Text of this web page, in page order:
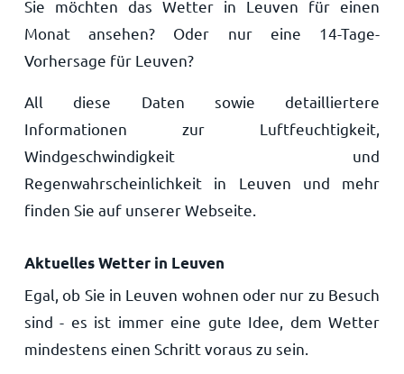
Sie möchten das Wetter in Leuven für einen
Monat ansehen? Oder nur eine 14-Tage-
Vorhersage für Leuven?
All diese Daten sowie detailliertere
Informationen zur Luftfeuchtigkeit,
Windgeschwindigkeit und
Regenwahrscheinlichkeit in Leuven und mehr
finden Sie auf unserer Webseite.
Aktuelles Wetter in Leuven
Egal, ob Sie in Leuven wohnen oder nur zu Besuch
sind - es ist immer eine gute Idee, dem Wetter
mindestens einen Schritt voraus zu sein.